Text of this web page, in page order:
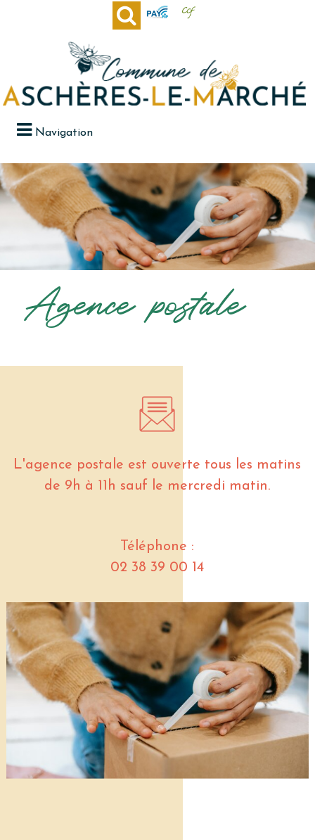
Navigation
Agence postale
L'agence postale est ouverte tous les matins
de 9h à 11h sauf le mercredi matin.
Téléphone :
02 38 39 00 14